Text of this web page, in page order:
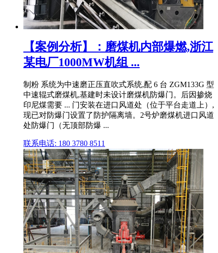
【案例分析】：磨煤机内部爆燃,浙江
某电厂1000MW机组 ...
制粉 系统为中速磨正压直吹式系统,配 6 台 ZGM133G 型
中速辊式磨煤机,基建时未设计磨煤机防爆门。后因掺烧
印尼煤需要 ... 门安装在进口风道处（位于平台走道上）,
现已对防爆门设置了防护隔离墙。2号炉磨煤机进口风道
处防爆门（无顶部防爆 ...
联系电话: 180 3780 8511